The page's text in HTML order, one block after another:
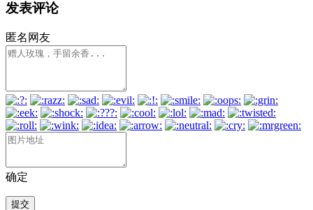
发表评论
匿名网友
确定
提交